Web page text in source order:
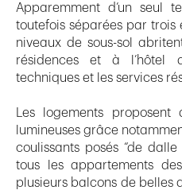
Apparemment d’un seul
toutefois séparées par trois
niveaux de sous-sol
résidences et à l’hôtel
techniques et les services
Les logements
lumineuses grâce
coulissants posés “de
tous les appartements
plusieurs balcons de belles